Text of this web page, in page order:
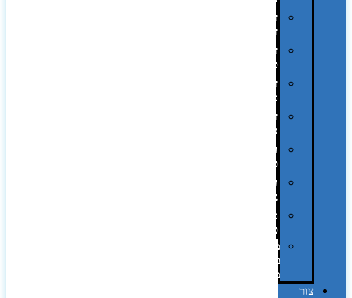
דפוס
דיגיטלי
דפוס
טמפון
דפוס
משי
דפוס
סובלימציה
הדפס
פרוצס
חריטה
בלייזר
מהו
פנטון?
מיתוג
באמצעות
מדבקות
צור